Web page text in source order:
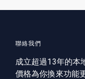
聯絡我們
成立超過13年的本
價格為你換來功能